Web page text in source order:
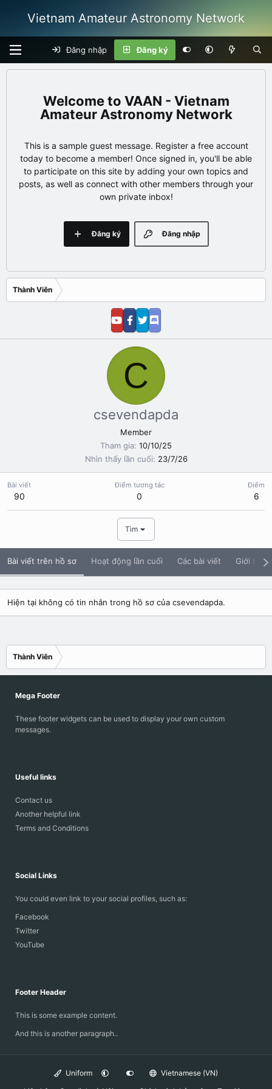
Vietnam Amateur Astronomy Network
Đăng nhập Đăng ký
VAAN - Vietnam
Amateur Astronomy Network
This is a sample guest message. Register a free account
today to become a member! Once signed in, you'll be able
to participate on this site by adding your own topics and
posts, as well as connect with other members through your
own private inbox!
Đăng nhập
Đăng ký
Thành Viên
C
csevendapda
Member
Tham gia 10/10/25
Nhìn thấy lần cuối
23/7/26
Bài viết
90
Điểm tương tác
0
Điểm
6
Tìm
Bài viết trên hồ sơ Hoạt động lần cuối Các bài viết Giới thiệu
Hiện tại không có tin nhắn trong hồ sơ của csevendapda.
Thành Viên
Mega Footer
These footer widgets can be used to display your own custom
messages.
Useful links
Contact us
Another helpful link
Terms and Conditions
Social Links
You could even link to your social profiles, such as:
Facebook
Twitter
YouTube
Footer Header
This is some example content.
And this is another paragraph..
Uniform
Vietnamese (VN)